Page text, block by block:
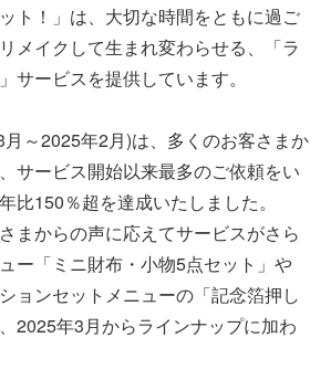
ト！」は、大切な時間をともに過ご
メイクして生まれ変わらせる、「ラ
サービスを提供しています。
～2025年2月)は、多くのお客さまか
サービス開始以来最多のご依頼をい
比150％超を達成いたしました。
まからの声に応えてサービスがさら
ー「ミニ財布・小物5点セット」や
ョンセットメニューの「記念箔押し
2025年3月からラインナップに加わ